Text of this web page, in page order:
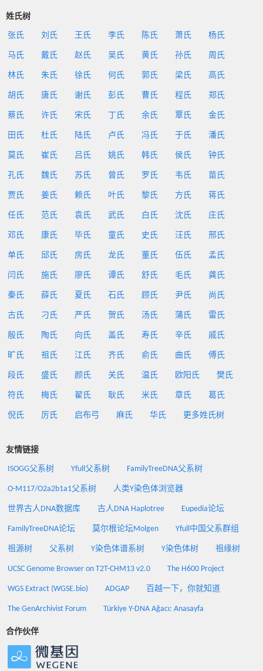
姓氏树
张氏 刘氏 王氏 李氏 陈氏 萧氏 杨氏
马氏 戴氏 赵氏 吴氏 黄氏 孙氏 周氏
林氏 朱氏 徐氏 何氏 郭氏 梁氏 高氏
胡氏 唐氏 谢氏 彭氏 曹氏 程氏 郑氏
蔡氏 许氏 宋氏 丁氏 余氏 覃氏 金氏
田氏 杜氏 陆氏 卢氏 冯氏 于氏 潘氏
莫氏 崔氏 吕氏 姚氏 韩氏 侯氏 钟氏
孔氏 魏氏 苏氏 曾氏 罗氏 韦氏 苗氏
贾氏 姜氏 赖氏 叶氏 黎氏 方氏 蒋氏
任氏 范氏 袁氏 武氏 白氏 沈氏 庄氏
邓氏 康氏 毕氏 童氏 史氏 汪氏 邢氏
单氏 邱氏 房氏 龙氏 董氏 伍氏 孟氏
闫氏 施氏 廖氏 谭氏 舒氏 毛氏 龚氏
秦氏 薛氏 夏氏 石氏 顾氏 尹氏 尚氏
古氏 刁氏 严氏 贺氏 汤氏 蒲氏 雷氏
殷氏 陶氏 向氏 盖氏 寿氏 辛氏 戚氏
旷氏 祖氏 江氏 齐氏 俞氏 曲氏 傅氏
段氏 盛氏 颜氏 关氏 温氏 欧阳氏 樊氏
符氏 梅氏 翟氏 耿氏 米氏 章氏 葛氏
倪氏 厉氏 启布弓 麻氏 华氏 更多姓氏树
友情链接
ISOGG父系树 Yfull父系树 FamilyTreeDNA父系树
O-M117/O2a2b1a1父系树 人类Y染色体浏览器
世界古人DNA数据库 古人DNA Haplotree Eupedia论坛
FamilyTreeDNA论坛 莫尔根论坛Molgen Yfull中国父系群组
祖源树 父系树 Y染色体谱系树 Y染色体树 祖缘树
UCSC Genome Browser on T2T-CHM13 v2.0 The H600 Project
WGS Extract (WGSE.bio) ADGAP 百越一下，你就知道
The GenArchivist Forum Türkiye Y-DNA Ağacı: Anasayfa
合作伙伴